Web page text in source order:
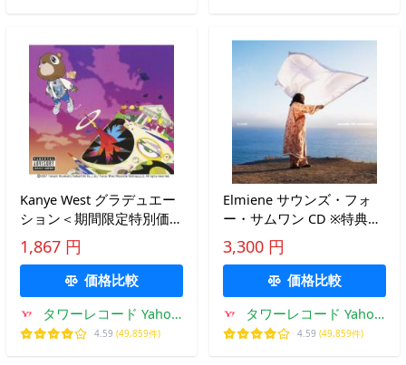
Kanye West グラデュエー
ション＜期間限定特別価格
盤＞ CD
1,867 円
価格比較
タワーレコード Yahoo!
店
4.59 (49,859件)
Elmiene サウンズ・フォ
ー・サムワン CD ※特典あ
り
3,300 円
価格比較
タワーレコード Yahoo!
店
4.59 (49,859件)